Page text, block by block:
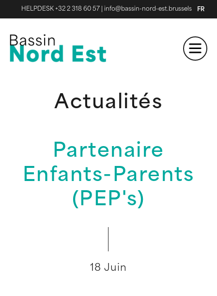
HELPDESK +32 2 318 60 57 info@bassin-nord-est.brussels FR
Actualités
Partenaire
Enfants-Parents
(PEP's)
18 Juin